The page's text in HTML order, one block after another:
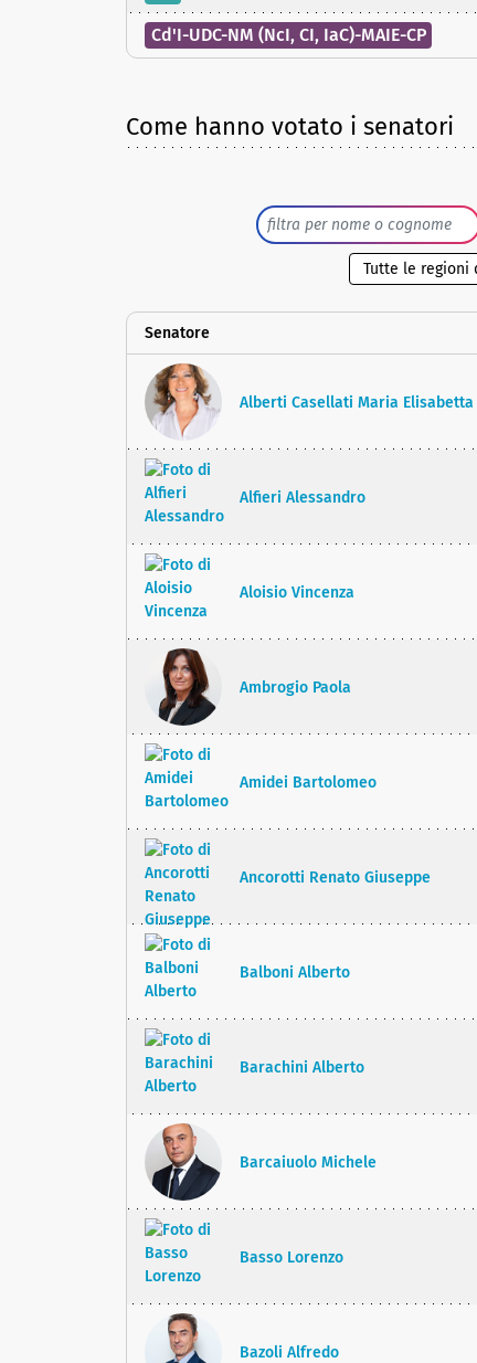
Cd'I-UDC-NM (NcI, CI, IaC)-MAIE-CP
Come hanno votato i senatori
Senatore
Alberti Casellati Maria Elisabetta
Alfieri Alessandro
Aloisio Vincenza
Ambrogio Paola
Amidei Bartolomeo
Ancorotti Renato Giuseppe
Balboni Alberto
Barachini Alberto
Barcaiuolo Michele
Basso Lorenzo
Bazoli Alfredo